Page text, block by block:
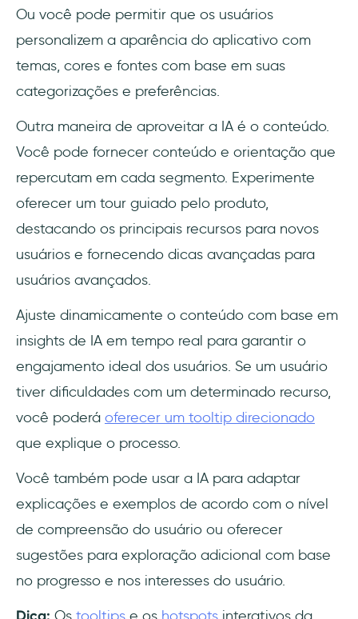
Ou você pode permitir que os usuários
personalizem a aparência do aplicativo com
temas, cores e fontes com base em suas
categorizações e preferências.
Outra maneira de aproveitar a IA é o conteúdo.
Você pode fornecer conteúdo e orientação que
repercutam em cada segmento. Experimente
oferecer um tour guiado pelo produto,
destacando os principais recursos para novos
usuários e fornecendo dicas avançadas para
usuários avançados.
Ajuste dinamicamente o conteúdo com base em
insights de IA em tempo real para garantir o
engajamento ideal dos usuários. Se um usuário
tiver dificuldades com um determinado recurso,
você poderá oferecer um tooltip direcionado
que explique o processo.
Você também pode usar a IA para adaptar
explicações e exemplos de acordo com o nível
de compreensão do usuário ou oferecer
sugestões para exploração adicional com base
no progresso e nos interesses do usuário.